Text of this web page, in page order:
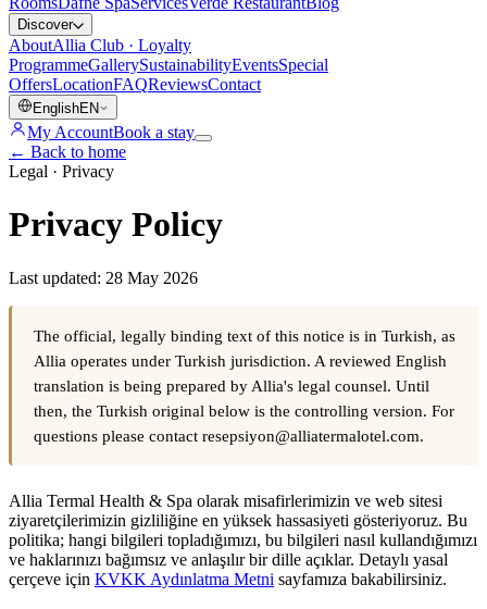
Discover
AboutAllia Club · Loyalty
ProgrammeGallerySustainabilityEventsSpecial
OffersLocationFAQReviewsContact
EnglishEN
My AccountBook a stay
← Back to home
Legal · Privacy
Privacy Policy
Last updated: 28 May 2026
The official, legally binding text of this notice is in Turkish, as
Allia operates under Turkish jurisdiction. A reviewed English
translation is being prepared by Allia's legal counsel. Until
then, the Turkish original below is the controlling version. For
questions please contact resepsiyon@alliatermalotel.com.
Allia Termal Health & Spa olarak misafirlerimizin ve web sitesi
ziyaretçilerimizin gizliliğine en yüksek hassasiyeti gösteriyoruz. Bu
politika; hangi bilgileri topladığımızı, bu bilgileri nasıl kullandığımızı
ve haklarınızı bağımsız ve anlaşılır bir dille açıklar. Detaylı yasal
çerçeve için KVKK Aydınlatma Metni sayfamıza bakabilirsiniz.